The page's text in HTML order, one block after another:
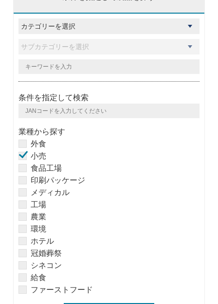
条件を指定して検索
業種から探す
外食
小売
食品工場
印刷パッケージ
メディカル
工場
農業
環境
ホテル
冠婚葬祭
シネコン
給食
ファーストフード